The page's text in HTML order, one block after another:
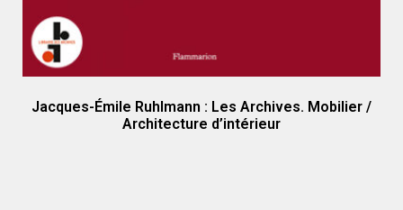
Jacques-Émile Ruhlmann : Les Archives. Mobilier /
Architecture d’intérieur